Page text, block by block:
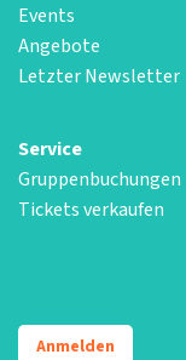
Events
Angebote
Letzter Newsletter
Service
Gruppenbuchungen
Tickets verkaufen
Anmelden